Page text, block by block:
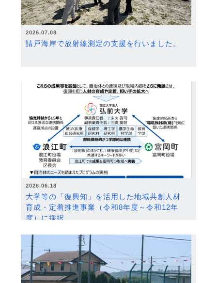
2026.07.08
請戸海岸で放射線測定の支援を行いました。
2026.06.18
大学等の「復興知」を活用した地域共創人材
育成・定着推進事業（令和8年度～令和12年
度）に採択